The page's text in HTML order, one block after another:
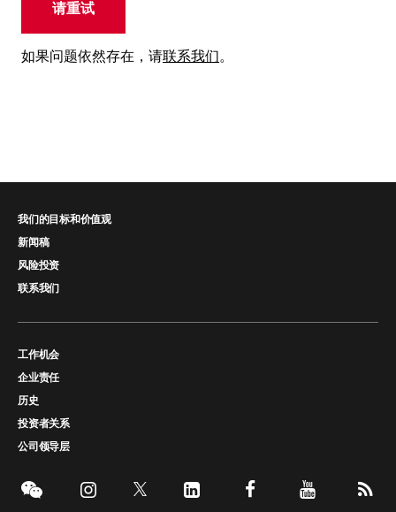
请重试
如果问题依然存在，请联系我们。
我们的目标和价值观
新闻稿
风险投资
联系我们
工作机会
企业责任
历史
投资者关系
公司领导层